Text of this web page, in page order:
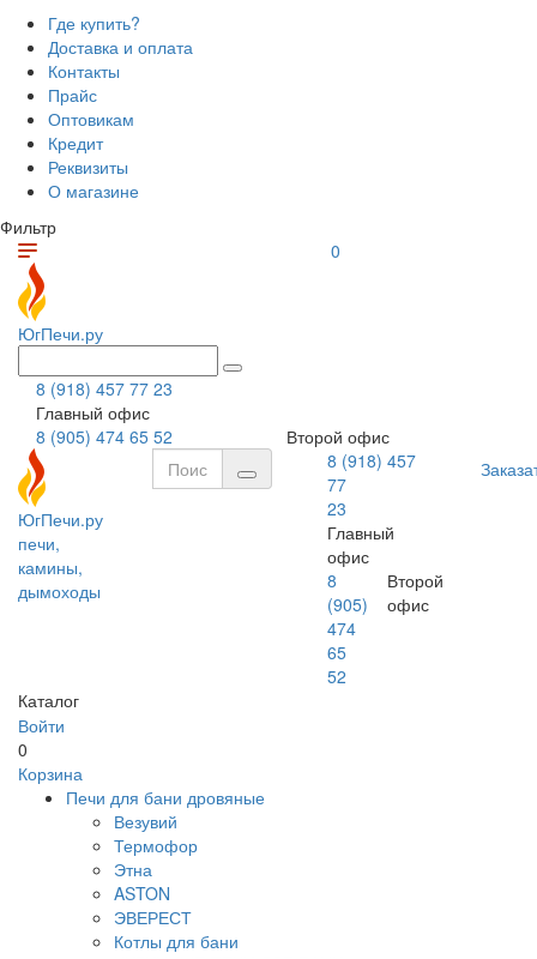
Где купить?
Доставка и оплата
Контакты
Прайс
Оптовикам
Кредит
Реквизиты
О магазине
Фильтр
ЮгПечи.ру
0
8 (918) 457 77 23
Главный офис
8 (905) 474 65 52
Второй офис
ЮгПечи.ру
печи,
камины,
дымоходы
8 (918) 457
77
23
Главный
офис
8
(905)
474
65
52
Второй
офис
Каталог
Войти
0
Корзина
Печи для бани дровяные
Везувий
Термофор
Этна
ASTON
ЭВЕРЕСТ
Котлы для бани